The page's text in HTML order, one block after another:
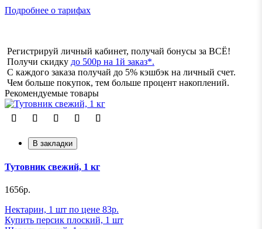
Подробнее о тарифах
Регистрируй личный кабинет, получай бонусы за ВСЁ!
Получи скидку до 500р на 1й заказ*.
С каждого заказа получай до 5% кэшбэк на личный счет.
Чем больше покупок, тем больше процент накоплений.
Рекомендуемые товары
В закладки
Тутовник свежий, 1 кг
1656р.
Нектарин, 1 шт по цене 83р.
Купить персик плоский, 1 шт